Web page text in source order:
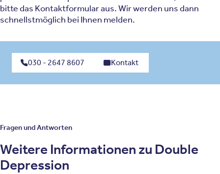
bitte das Kontaktformular aus. Wir werden uns dann
schnellstmöglich bei Ihnen melden.
030 - 2647 8607 Kontakt
Fragen und Antworten
Weitere Informationen zu Double
Depression